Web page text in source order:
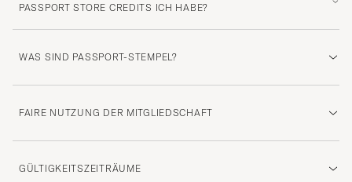
PASSPORT STORE CREDITS ICH HABE?
WAS SIND PASSPORT-STEMPEL?
FAIRE NUTZUNG DER MITGLIEDSCHAFT
GÜLTIGKEITSZEITRÄUME